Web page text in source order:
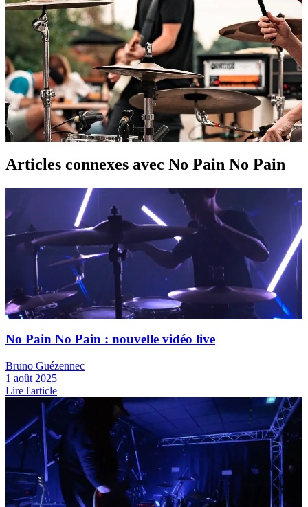
Articles connexes avec No Pain No Pain
No Pain No Pain : nouvelle vidéo live
Bruno Guézennec
1 août 2025
Lire l'article